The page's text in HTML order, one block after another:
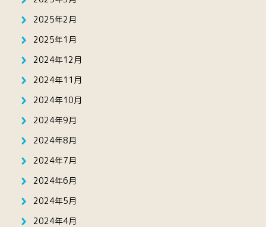
2025年2月
2025年1月
2024年12月
2024年11月
2024年10月
2024年9月
2024年8月
2024年7月
2024年6月
2024年5月
2024年4月